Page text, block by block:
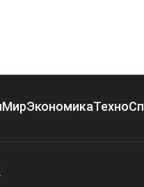
МирЭкономикаТехно